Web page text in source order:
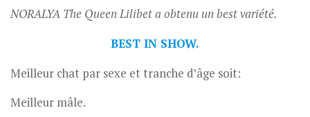
NORALYA The Queen Lilibet a obtenu un best variété.
BEST IN SHOW.
Meilleur chat par sexe et tranche d’âge soit:
Meilleur mâle.